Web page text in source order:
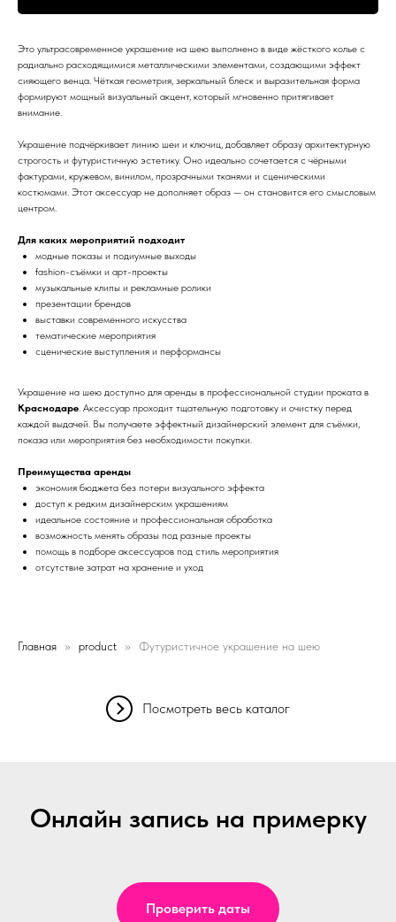
Это ультрасовременное украшение на шею выполнено в виде жёсткого колье с
радиально расходящимися металлическими элементами, создающими эффект
сияющего венца. Чёткая геометрия, зеркальный блеск и выразительная форма
формируют мощный визуальный акцент, который мгновенно притягивает
внимание.
Украшение подчёркивает линию шеи и ключиц, добавляет образу архитектурную
строгость и футуристичную эстетику. Оно идеально сочетается с чёрными
фактурами, кружевом, винилом, прозрачными тканями и сценическими
костюмами. Этот аксессуар не дополняет образ — он становится его смысловым
центром.
Для каких мероприятий подходит
модные показы и подиумные выходы
fashion-съёмки и арт-проекты
музыкальные клипы и рекламные ролики
презентации брендов
выставки современного искусства
тематические мероприятия
сценические выступления и перформансы
Украшение на шею доступно для аренды в профессиональной студии проката в
Краснодаре. Аксессуар проходит тщательную подготовку и очистку перед
каждой выдачей. Вы получаете эффектный дизайнерский элемент для съёмки,
показа или мероприятия без необходимости покупки.
Преимущества аренды
экономия бюджета без потери визуального эффекта
доступ к редким дизайнерским украшениям
идеальное состояние и профессиональная обработка
возможность менять образы под разные проекты
помощь в подборе аксессуаров под стиль мероприятия
отсутствие затрат на хранение и уход
Главная product Футуристичное украшение на шею
Посмотреть весь каталог
Онлайн запись на примерку
Проверить даты